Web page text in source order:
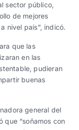
sector público,
de mejores
nivel país”, indicó.
que las
en las
pudieran
buenas
general del
que “soñamos con